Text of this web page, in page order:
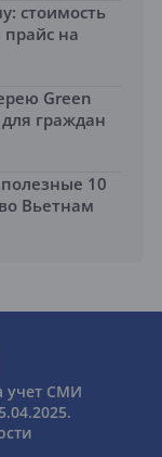
стоимость
на
Green
граждан
10
Вьетнам
учет СМИ